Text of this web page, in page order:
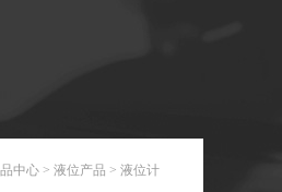
中心 > 液位产品 > 液位计